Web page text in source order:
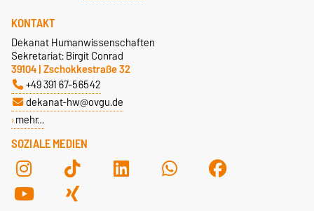
SOZIALE MEDIEN
KONTAKT
Dekanat Humanwissenschaften
Sekretariat: Birgit Conrad
39104 | Zschokkestraße 32
+49 391 67-56542
dekanat-hw@ovgu.de
mehr…